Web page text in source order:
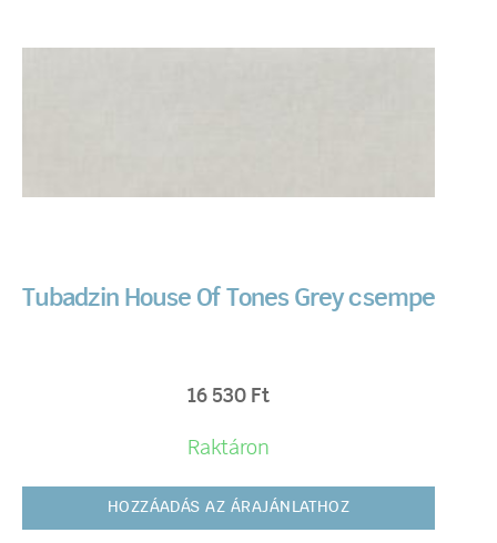
Tubadzin House Of Tones Grey csempe
16 530 Ft
Raktáron
HOZZÁADÁS AZ ÁRAJÁNLATHOZ